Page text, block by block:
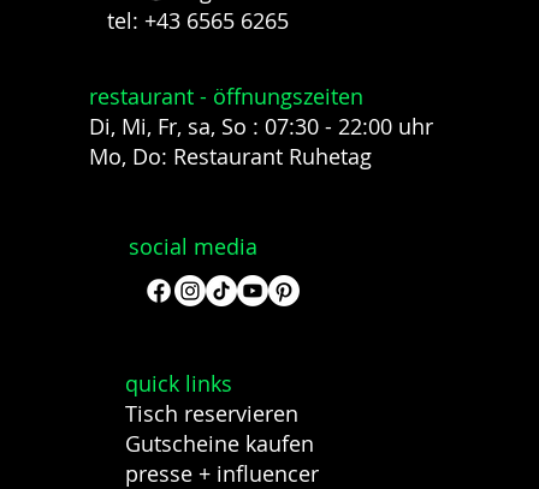
restaurant - öffnungszeiten
Di, Mi, Fr, sa, So : 07:30 - 22:00 uhr
Mo, Do: Restaurant Ruhetag
social media
tel: +43 6565 6265
quick links
Tisch reservieren
Gutscheine kaufen
presse + influencer